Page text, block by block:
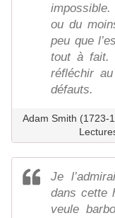
ou du
peu que
tout à fait.
réfléchir
défauts.
Adam Smith (1723-
Je
dans cette
veule